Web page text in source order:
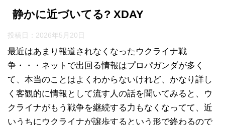
静かに近づいてる? XDAY
投稿日： 2026年5月20日
最近はあまり報道されなくなったウクライナ戦
争・・・ネットで出回る情報はプロパガンダが多く
て、本当のことはよくわからないけれど、かなり詳し
く客観的に情報として流す人の話を聞いてみると、ウ
クライナがもう戦争を継続する力もなくなってて、近
いうちにウクライナが譲歩するという形で終わるので